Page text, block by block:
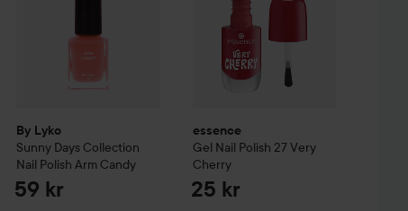
By Lyko
Sunny Days Collection
Nail Polish Arm Candy
59 kr
essence
Gel Nail Polish 27 Very
Cherry
25 kr